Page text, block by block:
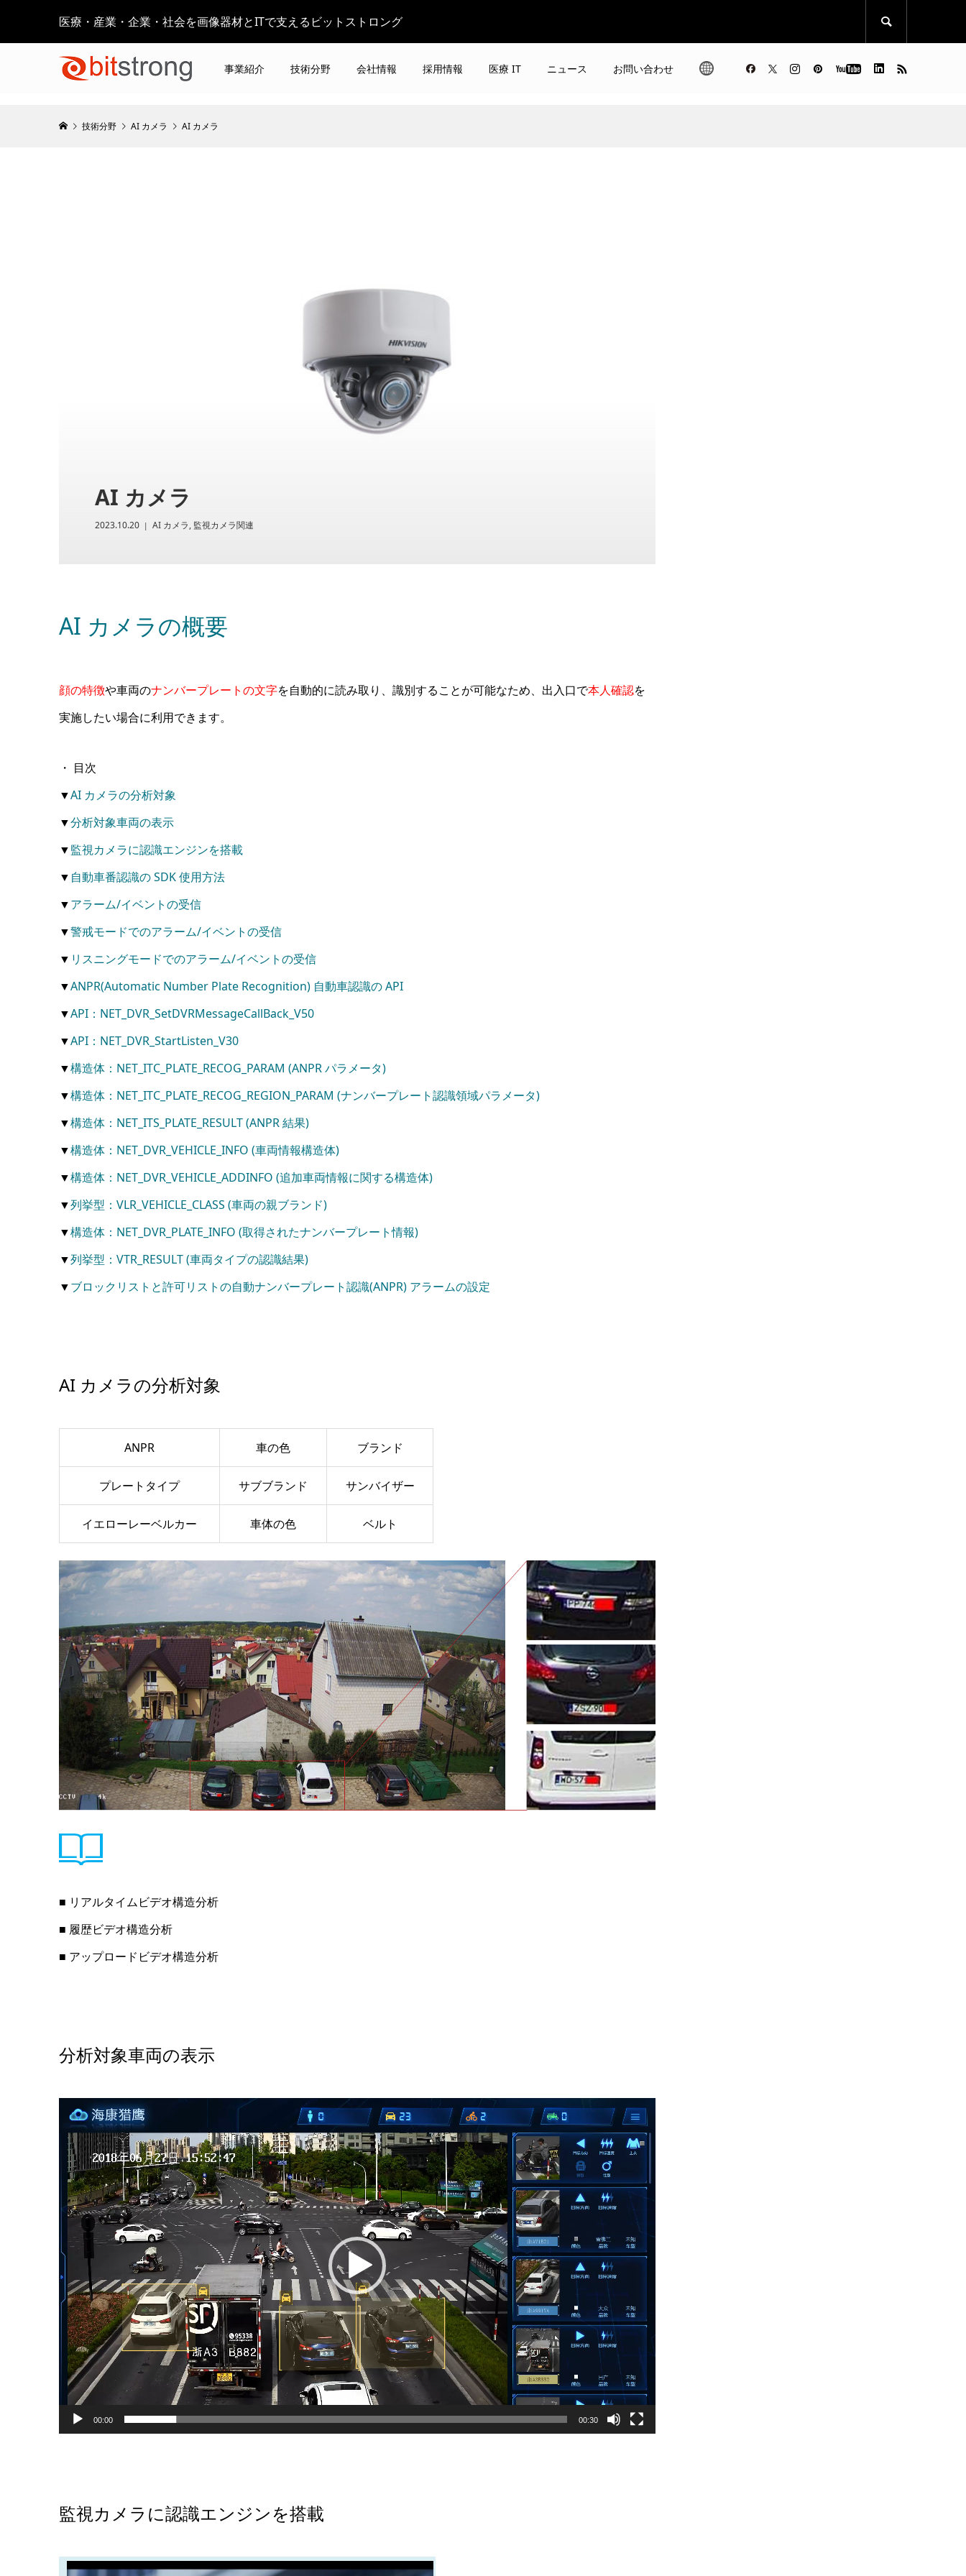
医療・産業・企業・社会を画像器材とITで支えるビットストロング 
事業紹介 技術分野 会社情報 採用情報 医療 IT ニュース お問い合わせ
技術分野 AI カメラ AI カメラ
AI カメラ
2023.10.20 AI カメラ, 監視カメラ関連
AI カメラの概要
顔の特徴や車両のナンバープレートの文字を自動的に読み取り、識別することが可能なため、出入口で本人確認を
実施したい場合に利用できます。
・ 目次
▼AI カメラの分析対象
▼分析対象車両の表示
▼監視カメラに認識エンジンを搭載
▼ 自動車番認識の SDK 使用方法
▼アラーム/イベントの受信
▼警戒モードでのアラーム/イベントの受信
▼ リスニングモードでのアラーム/イベントの受信
▼ANPR(Automatic Number Plate Recognition) 自動車認識の API
▼API：NET_DVR_SetDVRMessageCallBack_V50
▼API：NET_DVR_StartListen_V30
▼構造体：NET_ITC_PLATE_RECOG_PARAM (ANPR パラメータ)
▼構造体：NET_ITC_PLATE_RECOG_REGION_PARAM (ナンバープレート認識領域パラメータ)
▼構造体：NET_ITS_PLATE_RESULT (ANPR 結果)
▼構造体：NET_DVR_VEHICLE_INFO (車両情報構造体)
▼構造体：NET_DVR_VEHICLE_ADDINFO (追加車両情報に関する構造体)
▼列挙型：VLR_VEHICLE_CLASS (車両の親ブランド)
▼構造体：NET_DVR_PLATE_INFO (取得されたナンバープレート情報)
▼列挙型：VTR_RESULT (車両タイプの認識結果)
▼ブロックリストと許可リストの自動ナンバープレート認識(ANPR) アラームの設定
AI カメラの分析対象
ANPR 車の色 ブランド
プレートタイプ サブブランド サンバイザー
イエローレーベルカー 車体の色 ベルト
■ リアルタイムビデオ構造分析
■ 履歴ビデオ構造分析
■ アップロードビデオ構造分析
分析対象車両の表示
動
画
プ
レ
ー
ー
00:00 00:30
監視カメラに認識エンジンを搭載